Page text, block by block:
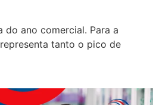
ano comercial. Para a
tanto o pico de